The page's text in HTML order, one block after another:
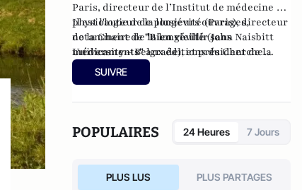
Paris, directeur de l’Institut de médecine et
physiologie de la longévité (Paris), directeur
de la Chaire de la longévité (John Naisbitt
University – Belgrade), et président de la
Société Française de Médecine et
Physiologie de la Longévité.
Il est l'auteur de plusieurs ouvrages,
notamment de"Bien vieillir sans
médicaments"aux éditions du Cherche
Midi,"Nous ne sommes plus faits pour
vieillir"chez Grasset, et
SUIVRE
POPULAIRES 24 Heures 7 Jours
PLUS LUS PLUS PARTAGES